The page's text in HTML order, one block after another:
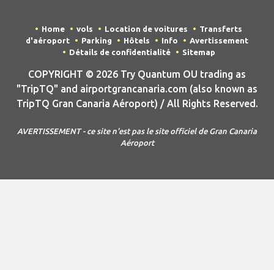
Home vols Location de voitures
Transferts
d'aéroport
Parking Hôtels Info
Avertissement
Détails de confidentialité
Sitemap
COPYRIGHT © 2026 Try Quantum OU trading as
"TripTQ" and airportgrancanaria.com (also known as
TripTQ Gran Canaria Aéroport) / All Rights Reserved.
AVERTISSEMENT - ce site n'est pas le site officiel de Gran Canaria
Aéroport